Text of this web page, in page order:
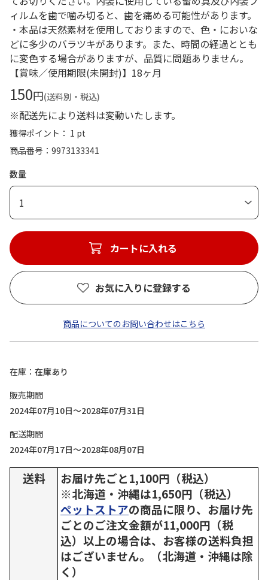
ィルムを歯で噛み切ると、歯を痛める可能性があります。
・本品は天然素材を使用しておりますので、色・においな
どに多少のバラツキがあります。また、時間の経過ととも
に変色する場合がありますが、品質に問題ありません。
【賞味／使用期限(未開封)】18ヶ月
150円(送料別・税込)
※配送先により送料は変動いたします。
獲得ポイント： 1 pt
商品番号
9973133341
数量
1
カートに入れる
お気に入りに登録する
商品についてのお問い合わせはこちら
在庫
在庫あり
販売期間
2024年07月10日～2028年07月31日
配送期間
2024年07月17日～2028年08月07日
送料
お届け先ごと1,100円（税込）
※北海道・沖縄は1,650円（税込）
ペットストアの商品に限り、お届け先
ごとのご注文金額が11,000円（税
込）以上の場合は、お客様の送料負担
はございません。（北海道・沖縄は除
く）